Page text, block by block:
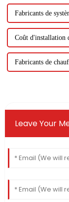
Fabricants de
Coût d'installation
Fabricants de
Leave Your